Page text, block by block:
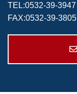
TEL:0532-39-3947
FAX:0532-39-3805